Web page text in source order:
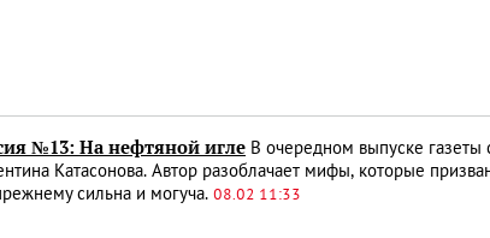
№13: На нефтяной игле В очередном выпуске газеты
Катасонова. Автор разоблачает мифы, которые
сильна и могуча. 08.02 11:33